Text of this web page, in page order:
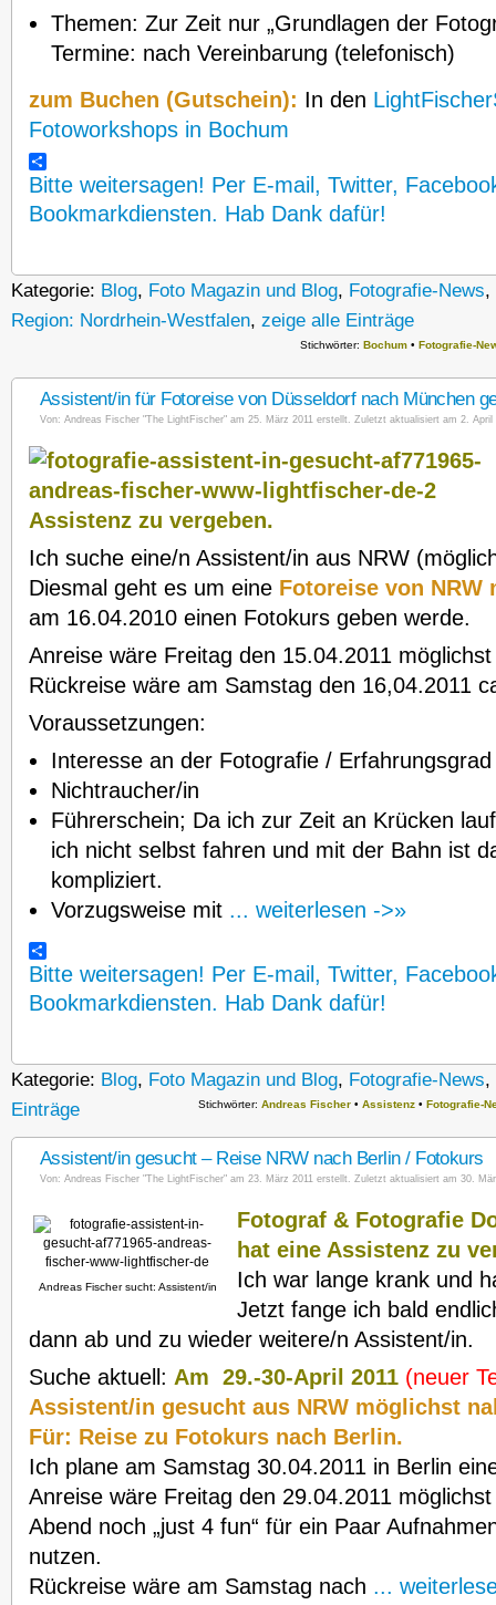
Themen: Zur Zeit nur „Grundlagen der
Termine: nach Vereinbarung (telefonisch)
zum Buchen (Gutschein): In den
Fotoworkshops in Bochum
Bitte weitersagen! Per E-mail, Twitter,
Bookmarkdiensten. Hab Dank dafür!
Kategorie: Blog, Foto Magazin und Blog, Fotografie-News,
Region: Nordrhein-Westfalen, zeige alle Einträge
Stichwörter: Bochum • Fotografie-
Assistent/in für Fotoreise von Düsseldorf nach München
Von: Andreas Fischer "The LightFischer" am 25. März 2011 erstellt. Zuletzt aktualisiert am 2. April
Assistenz zu vergeben.
Ich suche eine/n Assistent/in aus NRW
Diesmal geht es um eine Fotoreise von NRW
am 16.04.2010 einen Fotokurs geben werde.
Anreise wäre Freitag den 15.04.2011
Rückreise wäre am Samstag den 16,04.2011
Voraussetzungen:
Interesse an der Fotografie / Erfahrungsgrad
Nichtraucher/in
Führerschein; Da ich zur Zeit an Krücken
ich nicht selbst fahren und mit der Bahn ist
kompliziert.
Vorzugsweise mit ... weiterlesen ->»
Bitte weitersagen! Per E-mail, Twitter,
Bookmarkdiensten. Hab Dank dafür!
Kategorie: Blog, Foto Magazin und Blog, Fotografie-News,
Einträge
Stichwörter: Andreas Fischer • Assistenz • Fotografie-
Assistent/in gesucht – Reise NRW nach Berlin / Fotokurs
Von: Andreas Fischer "The LightFischer" am 23. März 2011 erstellt. Zuletzt aktualisiert am 30.
Andreas Fischer sucht: Assistent/in
Fotograf & Fotografie
hat eine Assistenz zu
Ich war lange krank und
Jetzt fange ich bald
dann ab und zu wieder weitere/n Assistent/in.
Suche aktuell: Am 29.-30-April 2011 (neuer
Assistent/in gesucht aus NRW möglichst
Für: Reise zu Fotokurs nach Berlin.
Ich plane am Samstag 30.04.2011 in Berlin
Anreise wäre Freitag den 29.04.2011
Abend noch „just 4 fun“ für ein Paar
nutzen.
Rückreise wäre am Samstag nach ...